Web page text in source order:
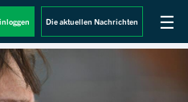
☰
Die aktuellen Nachrichten